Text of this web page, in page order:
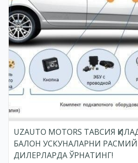
UZAUTO MOTORS ТАВСИЯ
БАЛОН УСКУНАЛАРНИ РАСМИЙ
ДИЛEРЛАРДА ЎРНАТИНГ!